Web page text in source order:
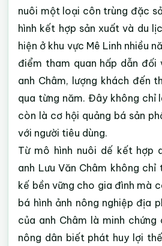
nuôi một loại côn trùng đặc
hình kết hợp sản xuất và du
hiện ở khu vực Mê Linh nhiều
điểm tham quan hấp dẫn đối
anh Châm, lượng khách đến
qua từng năm. Đây không chỉ
còn là cơ hội quảng bá sản
với người tiêu dùng.
Từ mô hình nuôi dế kết hợp
anh Lưu Văn Châm không
kế bền vững cho gia đình mà
bá hình ảnh nông nghiệp địa
của anh Châm là minh
nông dân biết phát huy lợi